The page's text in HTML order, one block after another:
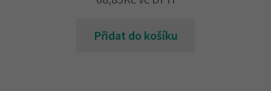
Přidat do košíku